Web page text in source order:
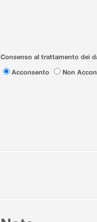
Consenso al trattamento dei
Acconsento
Non